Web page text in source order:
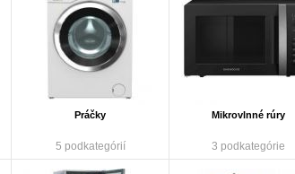
Práčky
5 podkategórií
Mikrovlnné rúry
3 podkategórie